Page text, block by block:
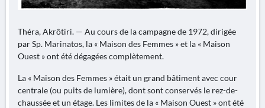
Théra, Akrôtiri. — Au cours de la campagne de 1972, dirigée
par Sp. Marinatos, la « Maison des Femmes » et la « Maison
Ouest » ont été dégagées complètement.
La « Maison des Femmes » était un grand bâtiment avec cour
centrale (ou puits de lumière), dont sont conservés le rez-de-
chaussée et un étage. Les limites de la « Maison Ouest » ont été